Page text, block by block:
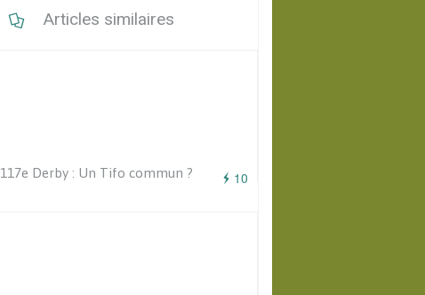
Articles similaires
10
117e Derby : Un Tifo commun ?